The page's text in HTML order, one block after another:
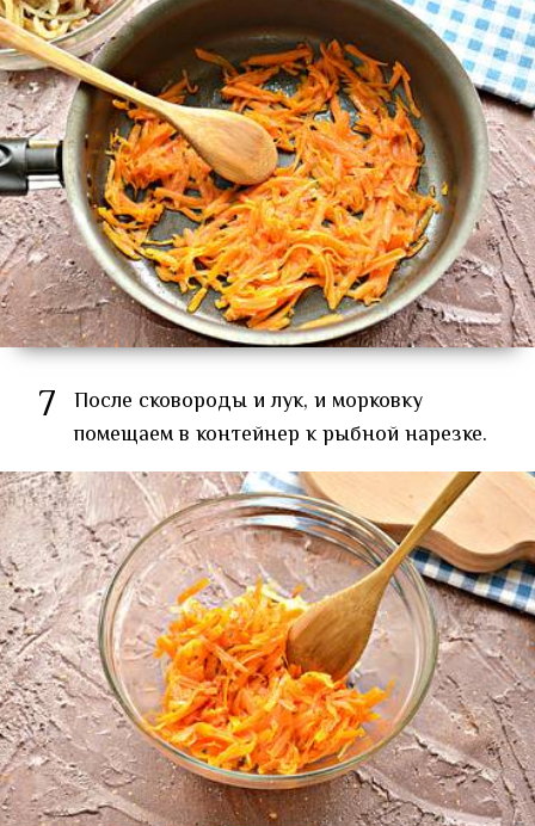
7 После сковороды и лук, и морковку
помещаем в контейнер к рыбной нарезке.